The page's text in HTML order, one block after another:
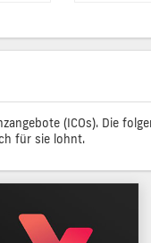
(ICOs). Die
für sie lohnt.